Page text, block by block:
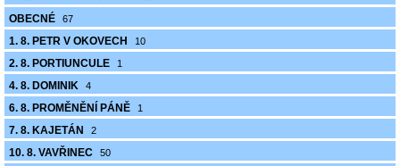
OBECNÉ 67
1. 8. PETR V OKOVECH 10
2. 8. PORTIUNCULE 1
4. 8. DOMINIK 4
6. 8. PROMĚNĚNÍ PÁNĚ 1
7. 8. KAJETÁN 2
10. 8. VAVŘINEC 50